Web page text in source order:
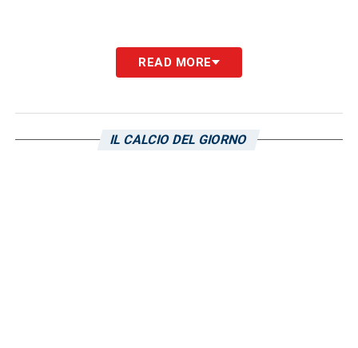
READ MORE
IL CALCIO DEL GIORNO